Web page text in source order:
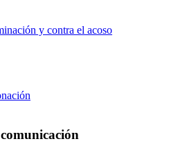
y contra el acoso